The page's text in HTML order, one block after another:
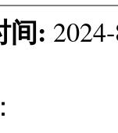
间: